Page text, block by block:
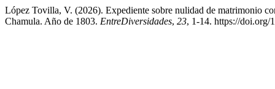
López Tovilla, V. (2026). Expediente sobre nulidad de matrimonio
Chamula. Año de 1803. EntreDiversidades, 23, 1-14. https://